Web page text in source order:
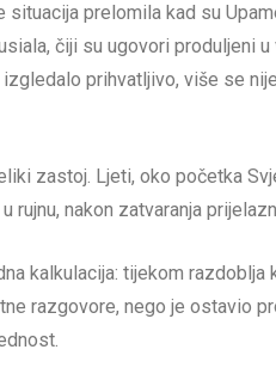
situacija prelomila kad su
čiji su ugovori produljeni
prihvatljivo, više se
zastoj. Ljeti, oko početka
nakon zatvaranja
kalkulacija: tijekom razdoblja
razgovore, nego je ostavio